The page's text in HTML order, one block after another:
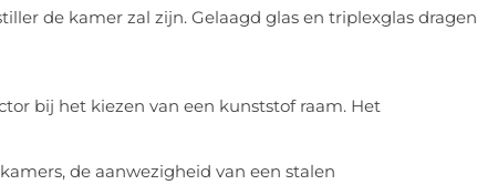
de kamer zal zijn. Gelaagd glas en triplexglas dragen
bij het kiezen van een kunststof raam. Het
de aanwezigheid van een stalen